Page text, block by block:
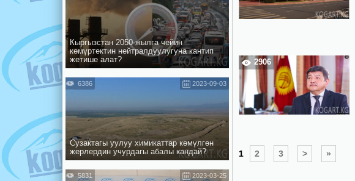
Кыргызстан 2050-жылга чейин
көмүртектин нейтралдуулугуна кантип
жетише алат?
2023-09-03
6386
Сузактагы уулуу химикаттар көмүлгөн
жерлердин учурдагы абалы кандай?
2023-03-25
5831
2906
1 2 3 > »